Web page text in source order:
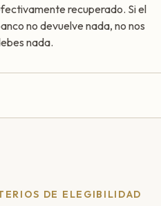
recuperado. Si el
no devuelve nada, no nos
nada.
DE ELEGIBILIDAD